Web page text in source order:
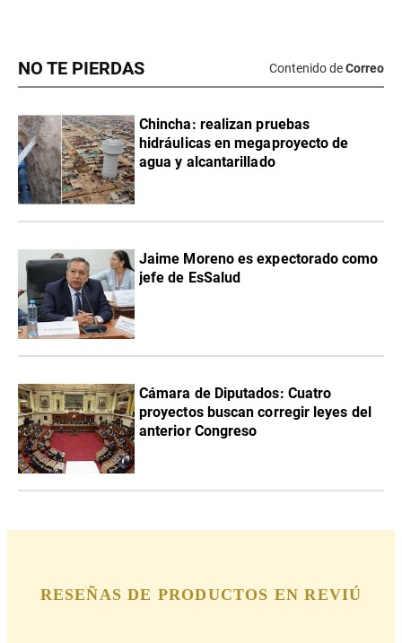
NO TE PIERDAS Contenido deCorreo
Chincha: realizan pruebas
hidráulicas en megaproyecto de
agua y alcantarillado
Jaime Moreno es expectorado como
jefe de EsSalud
Cámara de Diputados: Cuatro
proyectos buscan corregir leyes del
anterior Congreso